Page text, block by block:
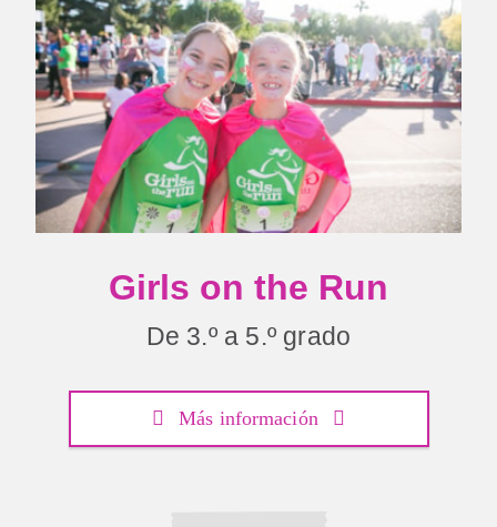
Girls on the Run
De 3.º a 5.º grado
Más información